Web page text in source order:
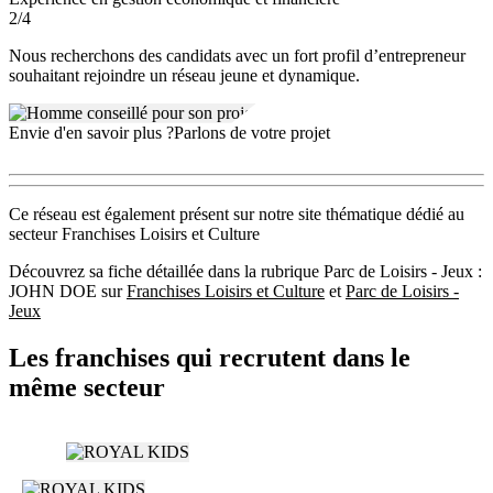
connaître la perpétuité au fond d’une cellule calamiteuse.
2/4
Nous recherchons des candidats avec un fort profil d’entrepreneur
souhaitant rejoindre un réseau jeune et dynamique.
Envie d'en savoir plus ?Parlons de votre projet
Ce réseau est également présent sur notre site thématique dédié au
secteur Franchises Loisirs et Culture
Découvrez sa fiche détaillée dans la rubrique Parc de Loisirs - Jeux :
JOHN DOE surFranchises Loisirs et Culture et Parc de Loisirs -
Jeux
Les franchises qui recrutent dans le
même secteur